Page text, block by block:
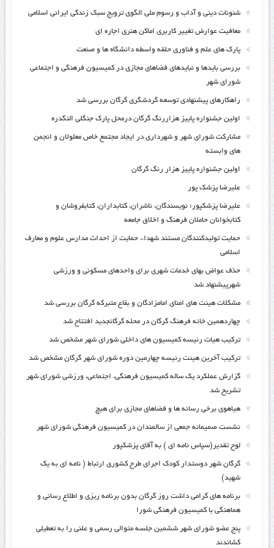
شئونات دینی و آداب و رسوم ملی الگوی ترویج سبک زندگی ایرانی اسلامی
معافیت عوارض تغییر کاربری اماکن هنری اجاره ای
پارک های علم و فناوری حلقه واسطه دانشگاه ها و صنعت
بررسی بایدها و نبایدهای فضاهای مجازی در کمیسیون فرهنگی و اجتماعی
شورای شهر
راهکارهای پیشنهادی توسعه گردشگری گرگان بررسی شد
اولین جشنواره پاییز هزاررنگ گرگان درمحل پارک جنگلی النگدره
مشارکت شورای شهر و شهرداری در ایجاد مجتمع خاص معلولان و انجمن
های وابسته
اولین جشنواره پاییز هزار رنگ گرگان
علیرضا پزشک پور
علیرضا پزشکپور؛ نویسندگان، ناشران، کتابداران، کتابفروشان و
کتابخوانان حاملان فرهنگ و اخلاق جامعه
حمایت تولیدکنندگان مستند شهداء، حمایت از احداث مدارس علوم و معارف
اسلامی
حذف عواض بهای خدمات شهری برای واحدهای مسکونی و ورزشی
شهرپیشنهاد شد
مشکلات هیئت های امنای امامزادگان و بقاع متبرکه گرگان بررسی شد
چهاردهمین خانه فرهنگ گرگان در محله گرگانجدید افتتاح شد
ترکیب هیات رئیسه کمیسیون های داخلی شورای شهر مشخص شد
ترکیب آخرین هیئت رئیسه چهارمین دوره شورای شهر گرگان مشخص شد
گزارش عملکرد یک ساله کمیسیون فرهنگی، اجتماعی، ورزشی شورای شهر
تشریح شد
هیاهوی برخی رسانه ها و فضاهای مجازی برای هیچ
نشست صمیمانه جمعی از سالمندان در کمیسیون فرهنگی شورای شهر
لوح تقدیر(سپاس نامه ای ) به آقای پزشکپور
گرگان شهر دوستدار کودک اجرای طرح کشوری ارتباط ( نامه ای به یک
شهید)
برنامه های گرامی داشت روز گرگان بدون برنامه ریزی و اطلاع رسانی و
هماهنگی با کمیسیون فرهنگی شورا
پنج عضو شورای شهر ششمین جلسه متوالی رسمی و علنی را به تعطیلی
کشاندند